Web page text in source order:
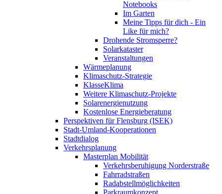
Notebooks
Im Garten
Meine Tipps für dich - Ein
Like für mich?
Drohende Stromsperre?
Solarkataster
Veranstaltungen
Wärmeplanung
Klimaschutz-Strategie
KlasseKlima
Weitere Klimaschutz-Projekte
Solarenergienutzung
Kostenlose Energieberatung
Perspektiven für Flensburg (ISEK)
Stadt-Umland-Kooperationen
Stadtdialog
Verkehrsplanung
Masterplan Mobilität
Verkehrsberuhigung Norderstraße
Fahrradstraßen
Radabstellmöglichkeiten
Parkraumkonzept